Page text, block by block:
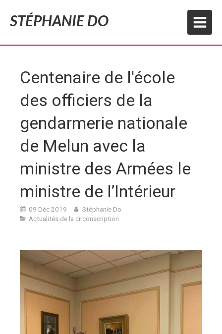
STÉPHANIE DO
Centenaire de l'école
des officiers de la
gendarmerie nationale
de Melun avec la
ministre des Armées le
ministre de l’Intérieur
09 Déc 2019
Stéphanie Do
Actualités de la circonscription